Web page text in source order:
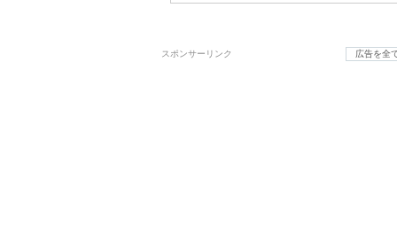
スポンサーリンク 広告を全